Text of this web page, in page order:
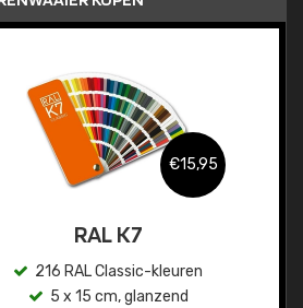
€15,95
RAL K7
216 RAL Classic-kleuren
5 x 15 cm, glanzend